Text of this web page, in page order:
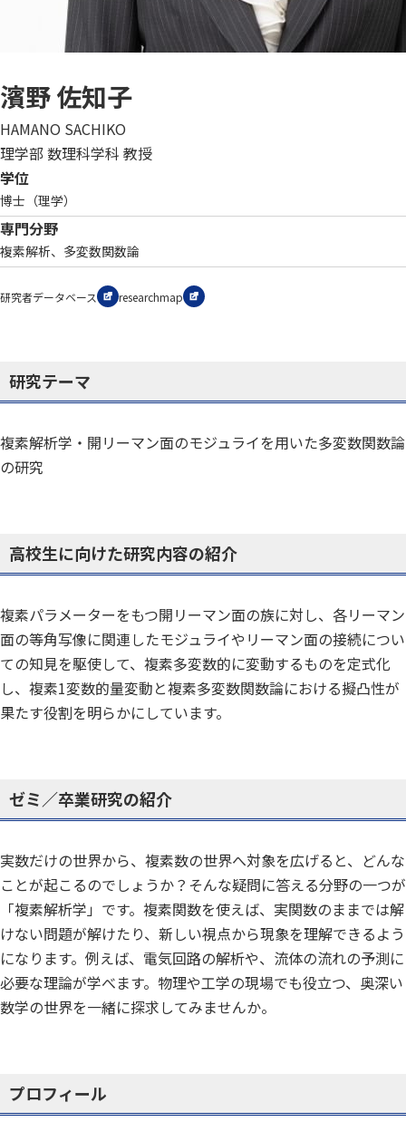
濱野 佐知子
HAMANO SACHIKO
理学部 数理科学科 教授
学位
博士（理学）
専門分野
複素解析、多変数関数論
研究者データベース researchmap
研究テーマ
複素解析学・開リーマン面のモジュライを用いた多変数関数論
の研究
高校生に向けた研究内容の紹介
複素パラメーターをもつ開リーマン面の族に対し、各リーマン
面の等角写像に関連したモジュライやリーマン面の接続につい
ての知見を駆使して、複素多変数的に変動するものを定式化
し、複素1変数的量変動と複素多変数関数論における擬凸性が
果たす役割を明らかにしています。
ゼミ／卒業研究の紹介
実数だけの世界から、複素数の世界へ対象を広げると、どんな
ことが起こるのでしょうか？そんな疑問に答える分野の一つが
「複素解析学」です。複素関数を使えば、実関数のままでは解
けない問題が解けたり、新しい視点から現象を理解できるよう
になります。例えば、電気回路の解析や、流体の流れの予測に
必要な理論が学べます。物理や工学の現場でも役立つ、奥深い
数学の世界を一緒に探求してみませんか。
プロフィール